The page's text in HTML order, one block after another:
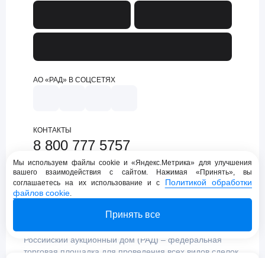
АО «РАД» В СОЦСЕТЯХ
КОНТАКТЫ
8 800 777 5757
support@lot-online.ru
Техническая поддержка
Российский аукционный дом (РАД) – федеральная
торговая площадка для проведения всех видов сделок
Мы используем файлы cookie и «Яндекс.Метрика» для улучшения
вашего взаимодействия с сайтом. Нажимая «Принять», вы
соглашаетесь на их использование и с Политикой обработки
файлов cookie.
Принять все